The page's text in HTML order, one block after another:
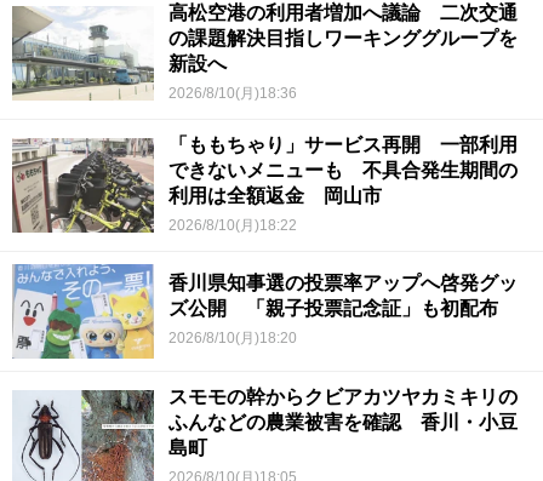
高松空港の利用者増加へ議論 二次交通
の課題解決目指しワーキンググループを
新設へ
2026/8/10(月)18:36
「ももちゃり」サービス再開 一部利用
できないメニューも 不具合発生期間の
利用は全額返金 岡山市
2026/8/10(月)18:22
香川県知事選の投票率アップへ啓発グッ
ズ公開 「親子投票記念証」も初配布
2026/8/10(月)18:20
スモモの幹からクビアカツヤカミキリの
ふんなどの農業被害を確認 香川・小豆
島町
2026/8/10(月)18:05